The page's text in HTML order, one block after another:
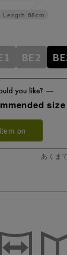
Length 68cm
BE2
size
on
あくま